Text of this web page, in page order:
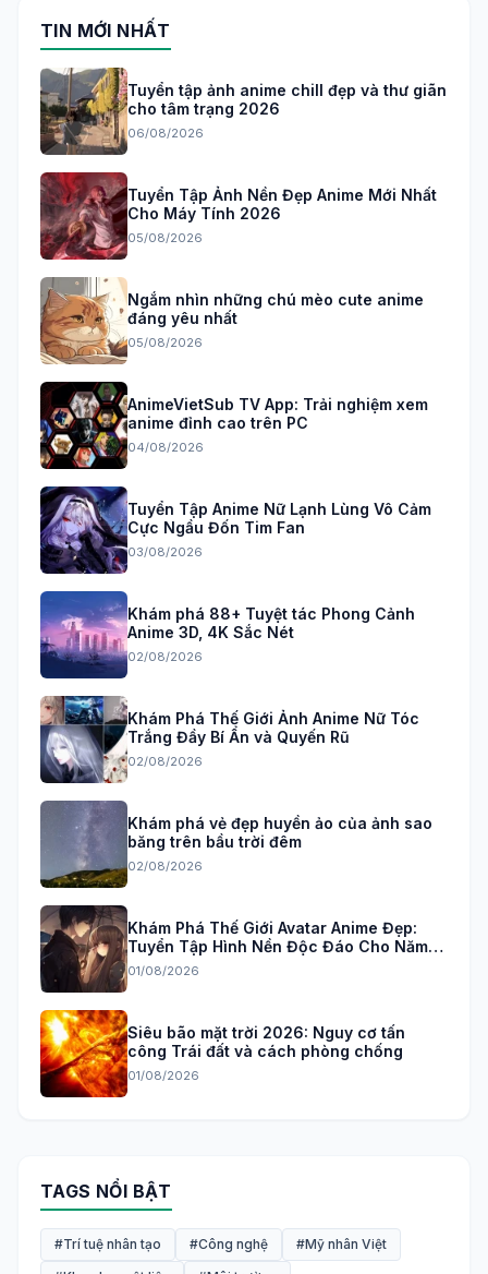
TIN MỚI NHẤT
Tuyển tập ảnh anime chill đẹp và thư giãn
cho tâm trạng 2026
06/08/2026
Tuyển Tập Ảnh Nền Đẹp Anime Mới Nhất
Cho Máy Tính 2026
05/08/2026
Ngắm nhìn những chú mèo cute anime
đáng yêu nhất
05/08/2026
AnimeVietSub TV App: Trải nghiệm xem
anime đỉnh cao trên PC
04/08/2026
Tuyển Tập Anime Nữ Lạnh Lùng Vô Cảm
Cực Ngầu Đốn Tim Fan
03/08/2026
Khám phá 88+ Tuyệt tác Phong Cảnh
Anime 3D, 4K Sắc Nét
02/08/2026
Khám Phá Thế Giới Ảnh Anime Nữ Tóc
Trắng Đầy Bí Ẩn và Quyến Rũ
02/08/2026
Khám phá vẻ đẹp huyền ảo của ảnh sao
băng trên bầu trời đêm
02/08/2026
Khám Phá Thế Giới Avatar Anime Đẹp:
Tuyển Tập Hình Nền Độc Đáo Cho Năm
2026
01/08/2026
Siêu bão mặt trời 2026: Nguy cơ tấn
công Trái đất và cách phòng chống
01/08/2026
TAGS NỔI BẬT
#Trí tuệ nhân tạo #Công nghệ
#Mỹ nhân Việt